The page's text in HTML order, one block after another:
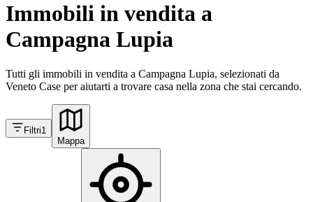
Immobili in vendita a
Campagna Lupia
Tutti gli immobili in vendita a Campagna Lupia, selezionati da
Veneto Case per aiutarti a trovare casa nella zona che stai cercando.
Filtri1
Mappa